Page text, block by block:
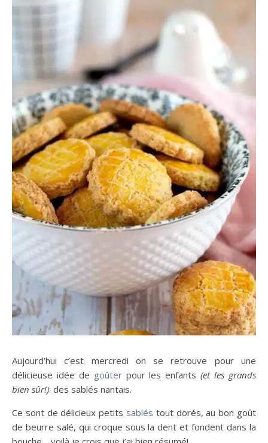
Aujourd’hui c’est mercredi on se retrouve pour une
délicieuse idée de goûterpour les enfants(et les grands
bien sûr!): des sablés nantais.
Ce sont de délicieux petits sablés tout dorés, au bon goût
de beurre salé, qui croque sous la dent et fondent dans la